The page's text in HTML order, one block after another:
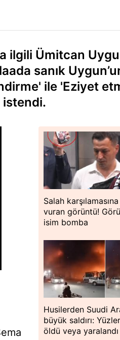
ilgili Ümitcan
sanık
ile 'Eziyet
istendi.
Salah
vuran görüntü!
isim bomba
Husilerden Suudi
büyük saldırı:
öldü veya yaralandı